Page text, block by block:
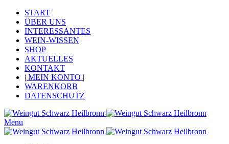
START
ÜBER UNS
INTERESSANTES
WEIN-WISSEN
SHOP
AKTUELLES
KONTAKT
| MEIN KONTO |
WARENKORB
DATENSCHUTZ
Menu